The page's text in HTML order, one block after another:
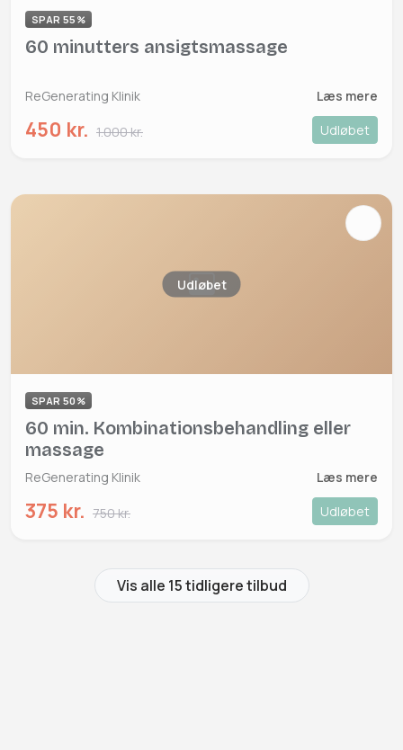
SPAR 55%
60 minutters ansigtsmassage
ReGenerating Klinik Læs mere
450 kr. 1.000 kr. Udløbet
Udløbet
SPAR 50%
60 min. Kombinationsbehandling eller
massage
ReGenerating Klinik Læs mere
375 kr. 750 kr. Udløbet
Vis alle 15 tidligere tilbud